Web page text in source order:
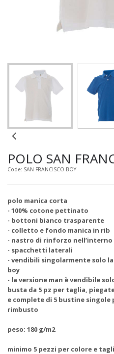
POLO SAN
Code: SAN FRANCISCO BOY
polo manica corta
- 100% cotone pettinato
- bottoni bianco trasparente
- colletto e fondo manica in rib
- nastro di rinforzo nell’interno
- spacchetti laterali
- vendibili singolarmente solo
boy
- la versione man è vendibile
busta da 5 pz per taglia,
e complete di 5 bustine singole
rimbusto
peso: 180 g/m2
minimo 5 pezzi per colore e